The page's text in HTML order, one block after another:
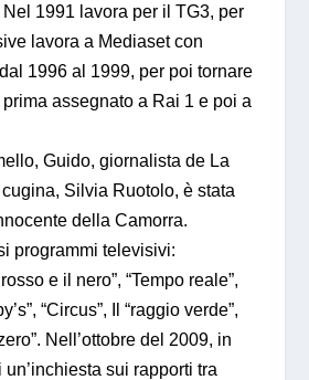
1991 lavora per il TG3, per
lavora a Mediaset con
1996 al 1999, per poi tornare
assegnato a Rai 1 e poi a
Guido, giornalista de La
Silvia Ruotolo, è stata
della Camorra.
programmi televisivi:
e il nero”, “Tempo reale”,
“Circus”, Il “raggio verde”,
Nell’ottobre del 2009, in
sui rapporti tra